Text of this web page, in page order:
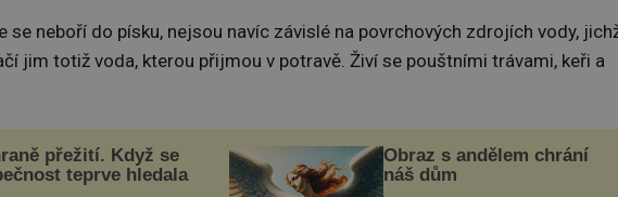
se neboří do písku, nejsou navíc závislé na povrchových zdrojích vody,
jim totiž voda, kterou přijmou v potravě. Živí se pouštními trávami, keři a
přežití. Když se
teprve hledala
Obraz s andělem chrání
náš dům